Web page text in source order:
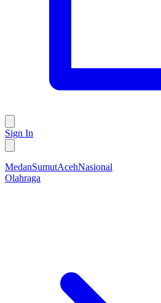
Sign In
MedanSumutAcehNasional
Olahraga